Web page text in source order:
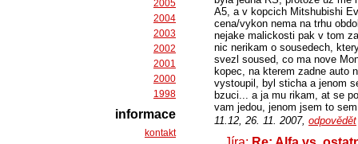
A5, a v kopcich Mitshubishi
cena/vykon nema na trhu
nejake malickosti pak v tom
nic nerikam o sousedech,
svezl soused, co ma nove
kopec, na kterem zadne auto
vystoupil, byl sticha a jenom
bzuci... a ja mu rikam, at se
vam jedou, jenom jsem to
11.12, 26. 11. 2007, odpovědět
2005
2004
2003
2002
2001
2000
1998
informace
kontakt